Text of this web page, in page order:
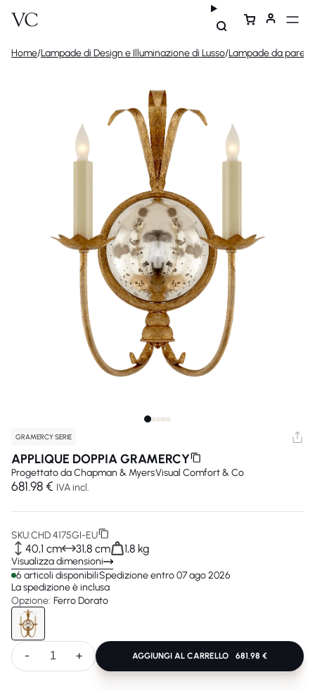
Home/Lampade di Design e Illuminazione di Lusso/Lampade da
GRAMERCY SERIE
APPLIQUE DOPPIA GRAMERCY
Progettato daChapman & MyersVisual Comfort & Co
681.98 € IVA incl.
SKU:CHD 4175GI-EU
40,1 cm 31,8 cm 1,8 kg
Visualizza dimensioni
6 articoli disponibiliSpedizione entro 07 ago 2026
La spedizione è inclusa
Opzione: Ferro Dorato
- + AGGIUNGI AL CARRELLO 681.98 €